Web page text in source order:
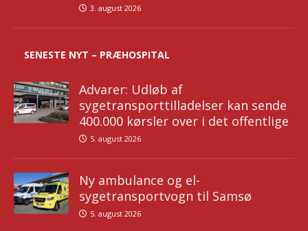
3. august 2026
SENESTE NYT – PRÆHOSPITAL
Advarer: Udløb af
sygetransporttilladelser kan sende
400.000 kørsler over i det offentlige
5. august 2026
Ny ambulance og el-
sygetransportvogn til Samsø
5. august 2026